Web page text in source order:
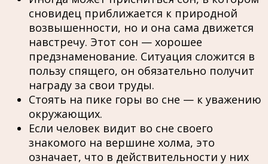
сновидец приближается к природной
возвышенности, но и она сама движется
навстречу. Этот сон — хорошее
предзнаменование. Ситуация сложится в
пользу спящего, он обязательно получит
награду за свои труды.
Стоять на пике горы во сне — к уважению
окружающих.
Если человек видит во сне своего
знакомого на вершине холма, это
означает, что в действительности у них